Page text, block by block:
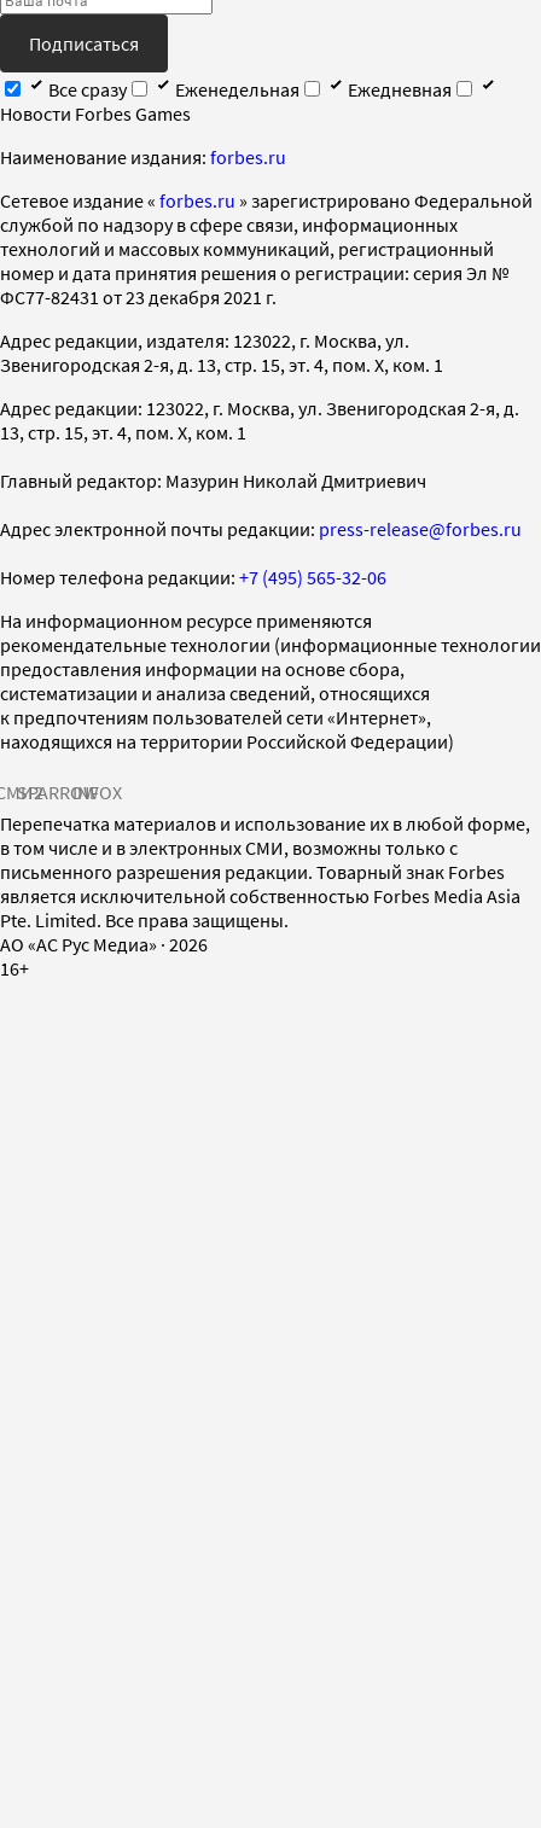
Подписаться
Все сразу
Еженедельная
Ежедневная
Новости Forbes Games
Наименование издания: forbes.ru
Cетевое издание « forbes.ru » зарегистрировано Федеральной
службой по надзору в сфере связи, информационных
технологий и массовых коммуникаций, регистрационный
номер и дата принятия решения о регистрации: серия Эл №
ФС77-82431 от 23 декабря 2021 г.
Адрес редакции, издателя: 123022, г. Москва, ул.
Звенигородская 2-я, д. 13, стр. 15, эт. 4, пом. X, ком. 1
Адрес редакции: 123022, г. Москва, ул. Звенигородская 2-я, д.
13, стр. 15, эт. 4, пом. X, ком. 1
Главный редактор: Мазурин Николай Дмитриевич
Адрес электронной почты редакции: press-release@forbes.ru
Номер телефона редакции: +7 (495) 565-32-06
На информационном ресурсе применяются
рекомендательные технологии (информационные технологии
предоставления информации на основе сбора,
систематизации и анализа сведений, относящихся
к предпочтениям пользователей сети «Интернет»,
находящихся на территории Российской Федерации)
SPARROWINFOX
Перепечатка материалов и использование их в любой форме,
в том числе и в электронных СМИ, возможны только с
письменного разрешения редакции. Товарный знак Forbes
является исключительной собственностью Forbes Media Asia
Pte. Limited. Все права защищены.
AO «АС Рус Медиа» · 2026
16+